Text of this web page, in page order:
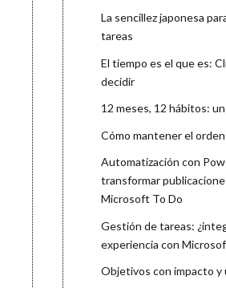
La sencillez japonesa
tareas
El tiempo es el que es:
decidir
12 meses, 12 hábitos:
Cómo mantener el
Automatización con
transformar
Microsoft To Do
Gestión de tareas:
experiencia con
Objetivos con impacto y